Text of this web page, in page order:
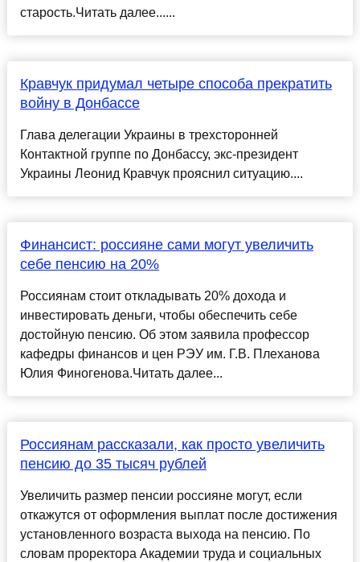
старость.Читать далее......
Кравчук придумал четыре способа прекратить
войну в Донбассе
Глава делегации Украины в трехсторонней
Контактной группе по Донбассу, экс-президент
Украины Леонид Кравчук прояснил ситуацию....
Финансист: россияне сами могут увеличить
себе пенсию на 20%
Россиянам стоит откладывать 20% дохода и
инвестировать деньги, чтобы обеспечить себе
достойную пенсию. Об этом заявила профессор
кафедры финансов и цен РЭУ им. Г.В. Плеханова
Юлия Финогенова.Читать далее...
Россиянам рассказали, как просто увеличить
пенсию до 35 тысяч рублей
Увеличить размер пенсии россияне могут, если
откажутся от оформления выплат после достижения
установленного возраста выхода на пенсию. По
словам проректора Академии труда и социальных